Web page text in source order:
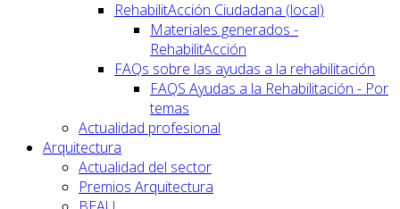
RehabilitAcción Ciudadana (local)
Materiales generados -
RehabilitAcción
FAQs sobre las ayudas a la rehabilitación
FAQS Ayudas a la Rehabilitación - Por
temas
Actualidad profesional
Arquitectura
Actualidad del sector
Premios Arquitectura